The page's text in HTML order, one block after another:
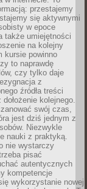
przestajemy
się aktywnymi
w epoce
także umiejętności
na kolejny
kursie powinno
to naprawdę
czy tylko daje
z
źródła treści
kolejnego.
swój czas,
jest dziś jednym z
Niezwykle
nauki z praktyką.
nie wystarczy
pisać
autentycznych
kompetencje
wykorzystanie nowej